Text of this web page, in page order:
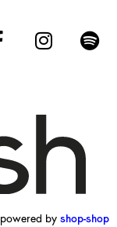
powered by shop-shop ©️